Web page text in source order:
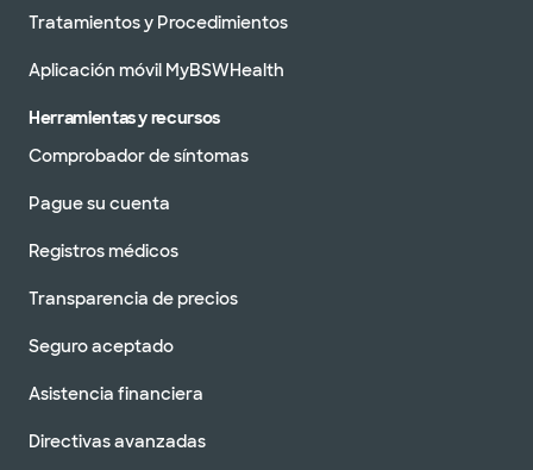
Tratamientos y Procedimientos
Aplicación móvil MyBSWHealth
Herramientas y recursos
Comprobador de síntomas
Pague su cuenta
Registros médicos
Transparencia de precios
Seguro aceptado
Asistencia financiera
Directivas avanzadas